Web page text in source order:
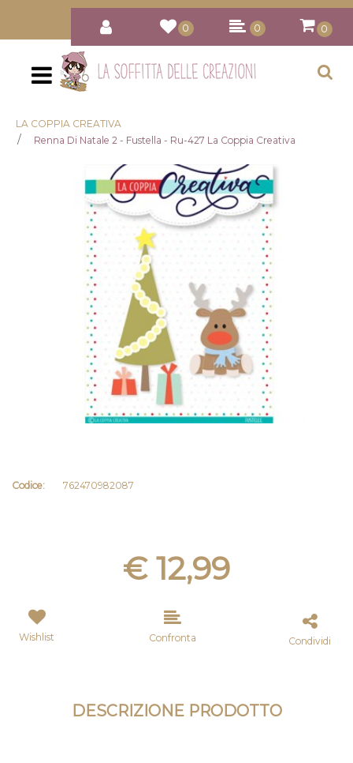
0 0 0
Open
LA COPPIA CREATIVA
Renna Di Natale 2 - Fustella - Ru-427 La Coppia Creativa
Codice: 762470982087
€ 12,99
Wishlist Confronta Condividi
DESCRIZIONE PRODOTTO